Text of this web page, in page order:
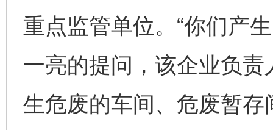
重点监管单位。“你们产
一亮的提问，该企业负
生危废的车间、危废暂存